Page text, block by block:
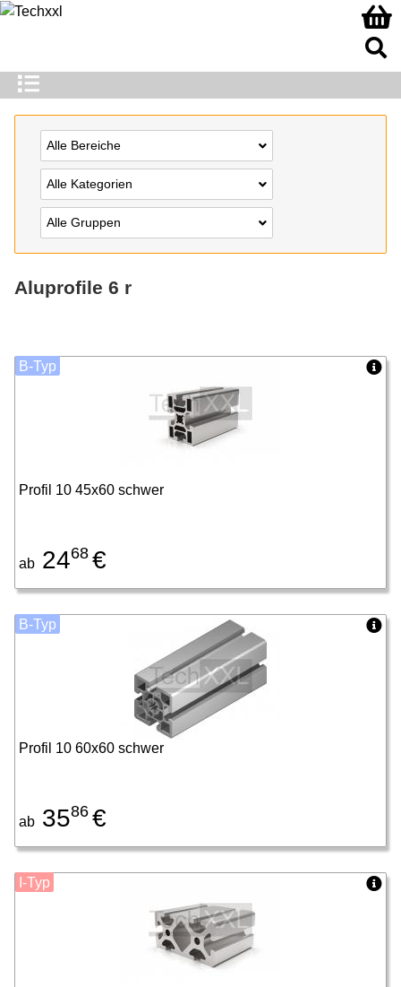
Alle Bereiche
Alle Kategorien
Alle Gruppen
Aluprofile 6 r
Profil 10 45x60 schwer
ab 2468 €
B-Typ
Profil 10 60x60 schwer
ab 3586 €
B-Typ
I-Typ